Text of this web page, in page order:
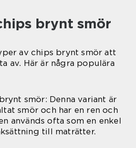
brynt smör
av chips brynt smör att
av. Här är några populära
smör: Denna variant är
smör och har en ren och
används ofta som en enkel
till maträtter.